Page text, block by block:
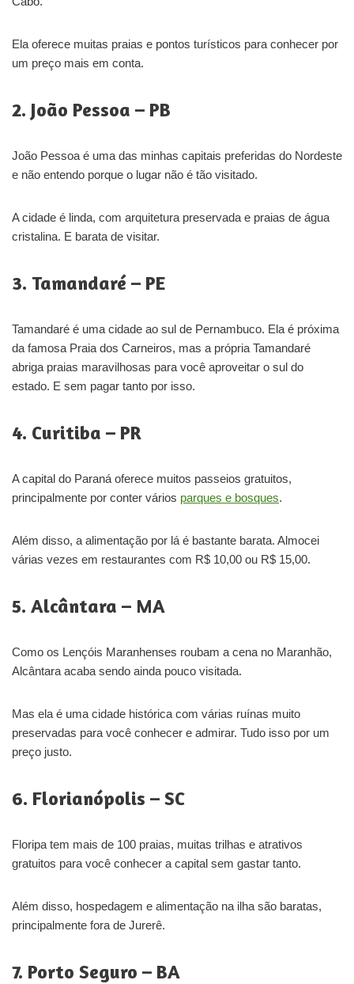
Ela oferece muitas praias e pontos turísticos para conhecer por
um preço mais em conta.
2. João Pessoa – PB
João Pessoa é uma das minhas capitais preferidas do Nordeste
e não entendo porque o lugar não é tão visitado.
A cidade é linda, com arquitetura preservada e praias de água
cristalina. E barata de visitar.
3. Tamandaré – PE
Tamandaré é uma cidade ao sul de Pernambuco. Ela é próxima
da famosa Praia dos Carneiros, mas a própria Tamandaré
abriga praias maravilhosas para você aproveitar o sul do
estado. E sem pagar tanto por isso.
4. Curitiba – PR
A capital do Paraná oferece muitos passeios gratuitos,
principalmente por conter vários parques e bosques.
Além disso, a alimentação por lá é bastante barata. Almocei
várias vezes em restaurantes com R$ 10,00 ou R$ 15,00.
5. Alcântara – MA
Como os Lençóis Maranhenses roubam a cena no Maranhão,
Alcântara acaba sendo ainda pouco visitada.
Mas ela é uma cidade histórica com várias ruínas muito
preservadas para você conhecer e admirar. Tudo isso por um
preço justo.
6. Florianópolis – SC
Floripa tem mais de 100 praias, muitas trilhas e atrativos
gratuitos para você conhecer a capital sem gastar tanto.
Além disso, hospedagem e alimentação na ilha são baratas,
principalmente fora de Jurerê.
7. Porto Seguro – BA